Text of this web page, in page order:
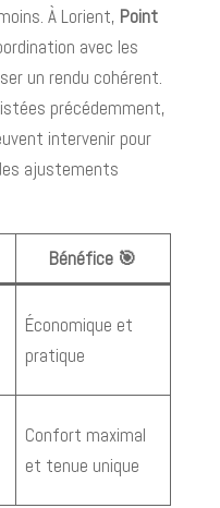
À Lorient, Point
avec les
un rendu cohérent.
précédemment,
intervenir pour
ajustements
Bénéfice 🎯
Économique et
pratique
Confort maximal
et tenue unique